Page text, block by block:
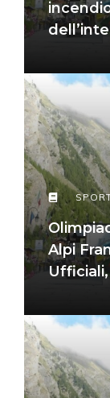
Alpi
Ufficiali,